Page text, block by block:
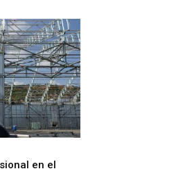
en el